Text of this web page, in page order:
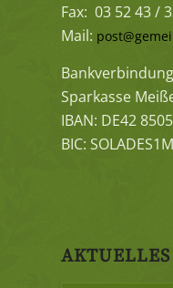
Fax: 03 52 43 /
Mail:
Sparkasse
IBAN: DE42
BIC: